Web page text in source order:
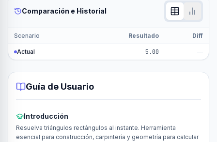
Comparación e Historial
Scenario Resultado Diff
Actual 5.00 —
Guía de Usuario
Introducción
Resuelva triángulos rectángulos al instante. Herramienta
esencial para construcción, carpintería y geometría para calcular